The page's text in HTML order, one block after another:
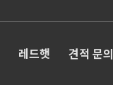
레드햇 견적 문의